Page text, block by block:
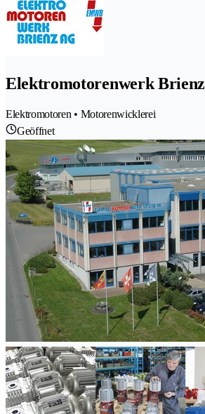
Elektromotorenwerk
Elektromotoren • Motorenwicklerei
Geöffnet